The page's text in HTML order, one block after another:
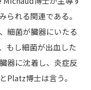
られる関連である。
細菌が臓器にいたる
もし細菌が出血した
器に沈着し、炎症反
Platz博士は言う。